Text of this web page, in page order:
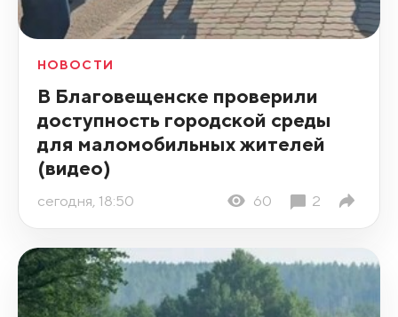
НОВОСТИ
В Благовещенске проверили
доступность городской среды
для маломобильных жителей
(видео)
сегодня, 18:50 60 2